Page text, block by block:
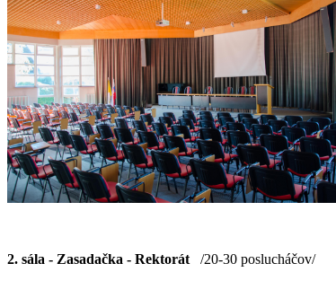
2. sála - Zasadačka - Rektorát /20-30 poslucháčov/